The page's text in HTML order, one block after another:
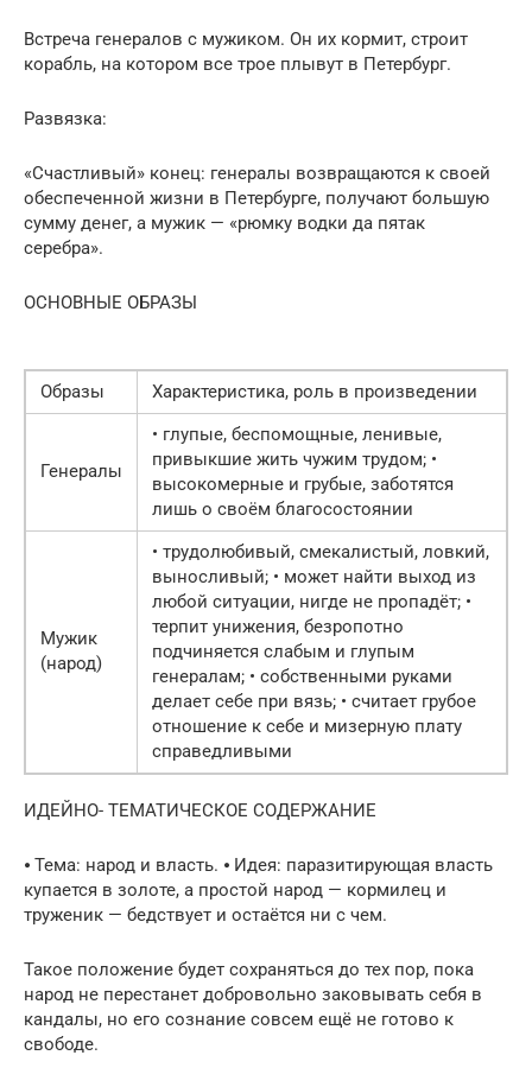
Встреча генералов с мужиком. Он их кормит, строит
корабль, на котором все трое плывут в Петербург.
Развязка:
«Счастливый» конец: генералы возвращаются к своей
обеспеченной жизни в Петербурге, получают большую
сумму денег, а мужик — «рюмку водки да пятак
серебра».
ОСНОВНЫЕ ОБРАЗЫ
Образы Характеристика, роль в произведении
Генералы
• глупые, беспомощные, ленивые,
привыкшие жить чужим трудом; •
высокомерные и грубые, заботятся
лишь о своём благосостоянии
Мужик
(народ)
• трудолюбивый, смекалистый, ловкий,
выносливый; • может найти выход из
любой ситуации, нигде не пропадёт; •
терпит унижения, безропотно
подчиняется слабым и глупым
генералам; • собственными руками
делает себе при вязь; • считает грубое
отношение к себе и мизерную плату
справедливыми
ИДЕЙНО- ТЕМАТИЧЕСКОЕ СОДЕРЖАНИЕ
⦁ Тема: народ и власть. ⦁ Идея: паразитирующая власть
купается в золоте, а простой народ — кормилец и
труженик — бедствует и остаётся ни с чем.
Такое положение будет сохраняться до тех пор, пока
народ не перестанет добровольно заковывать себя в
кандалы, но его сознание совсем ещё не готово к
свободе.